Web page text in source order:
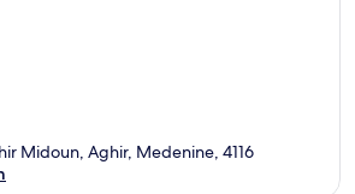
Midoun, Aghir, Medenine, 4116